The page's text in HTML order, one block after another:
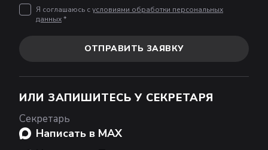
Я соглашаюсь сусловиями обработки персональных
данных*
ОТПРАВИТЬ ЗАЯВКУ
ИЛИ ЗАПИШИТЕСЬ У СЕКРЕТАРЯ
Секретарь
Написать в MAX